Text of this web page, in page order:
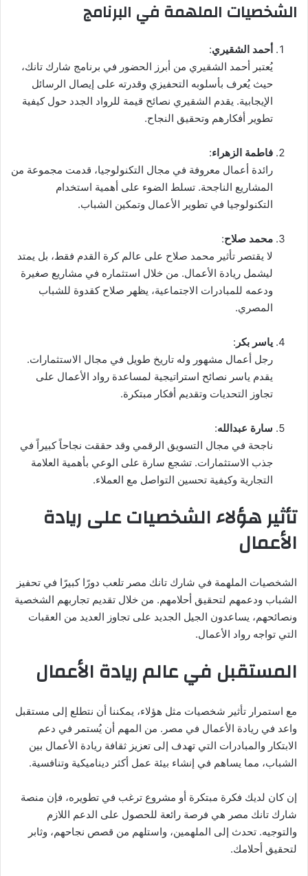
الشخصيات الملهمة في البرنامج
أحمد الشقيري:
يُعتبر أحمد الشقيري من أبرز الحضور في برنامج شارك تانك،
حيث يُعرف بأسلوبه التحفيزي وقدرته على إيصال الرسائل
الإيجابية. يقدم الشقيري نصائح قيمة للرواد الجدد حول كيفية
تطوير أفكارهم وتحقيق النجاح.
فاطمة الزهراء:
رائدة أعمال معروفة في مجال التكنولوجيا، قدمت مجموعة من
المشاريع الناجحة. تسلط الضوء على أهمية استخدام
التكنولوجيا في تطوير الأعمال وتمكين الشباب.
محمد صلاح:
لا يقتصر تأثير محمد صلاح على عالم كرة القدم فقط، بل يمتد
ليشمل ريادة الأعمال. من خلال استثماره في مشاريع صغيرة
ودعمه للمبادرات الاجتماعية، يظهر صلاح كقدوة للشباب
المصري.
ياسر بكر :
رجل أعمال مشهور وله تاريخ طويل في مجال الاستثمارات.
يقدم ياسر نصائح استراتيجية لمساعدة رواد الأعمال على
تجاوز التحديات وتقديم أفكار مبتكرة.
سارة عبدالله:
ناجحة في مجال التسويق الرقمي وقد حققت نجاحاً كبيراً في
جذب الاستثمارات. تشجع سارة على الوعي بأهمية العلامة
التجارية وكيفية تحسين التواصل مع العملاء.
تأثير هؤلاء الشخصيات على ريادة
الأعمال
الشخصيات الملهمة في شارك تانك مصر تلعب دورًا كبيرًا في تحفيز
الشباب ودعمهم لتحقيق أحلامهم. من خلال تقديم تجاربهم الشخصية
ونصائحهم، يساعدون الجيل الجديد على تجاوز العديد من العقبات
التي تواجه رواد الأعمال.
المستقبل في عالم ريادة الأعمال
مع استمرار تأثير شخصيات مثل هؤلاء، يمكننا أن نتطلع إلى مستقبل
واعد في ريادة الأعمال في مصر. من المهم أن يُستمر في دعم
الابتكار والمبادرات التي تهدف إلى تعزيز ثقافة ريادة الأعمال بين
الشباب، مما يساهم في إنشاء بيئة عمل أكثر ديناميكية وتنافسية.
إن كان لديك فكرة مبتكرة أو مشروع ترغب في تطويره، فإن منصة
شارك تانك مصر هي فرصة رائعة للحصول على الدعم اللازم
والتوجيه. تحدث إلى الملهمين، واستلهم من قصص نجاحهم، وثابر
لتحقيق أحلامك.